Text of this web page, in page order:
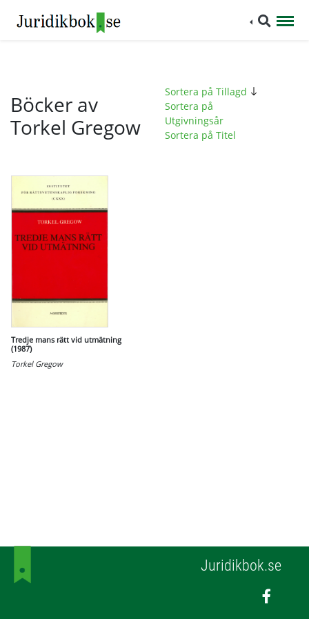
Böcker av
Torkel Gregow
Sortera på Tillagd
Sortera på
Utgivningsår
Sortera på Titel
Tredje mans rätt vid utmätning
(1987)
Torkel Gregow
Juridikbok.se